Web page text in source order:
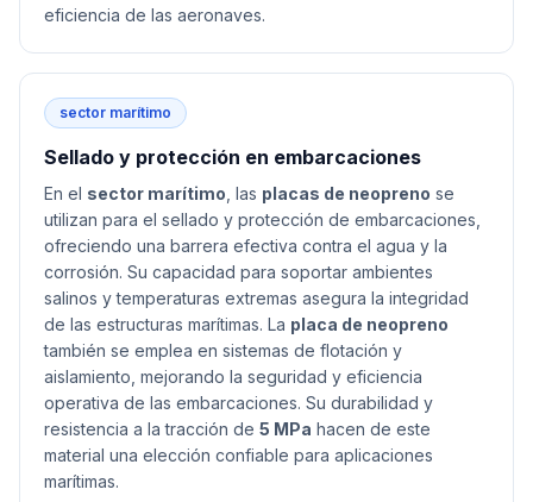
eficiencia de las aeronaves.
sector marítimo
Sellado y protección en embarcaciones
En el sector marítimo , las placas de neopreno se
utilizan para el sellado y protección de embarcaciones,
ofreciendo una barrera efectiva contra el agua y la
corrosión. Su capacidad para soportar ambientes
salinos y temperaturas extremas asegura la integridad
de las estructuras marítimas. La placa de neopreno
también se emplea en sistemas de flotación y
aislamiento, mejorando la seguridad y eficiencia
operativa de las embarcaciones. Su durabilidad y
resistencia a la tracción de 5 MPa hacen de este
material una elección confiable para aplicaciones
marítimas.